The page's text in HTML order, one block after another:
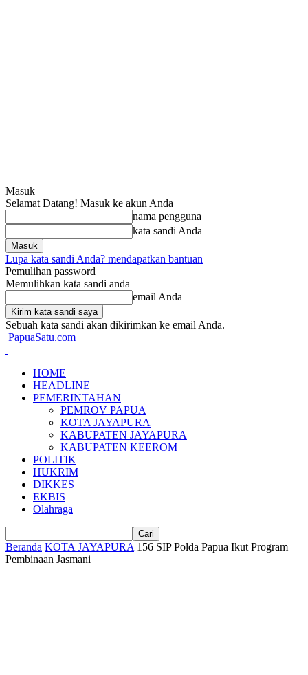
Masuk
Selamat Datang! Masuk ke akun Anda
nama pengguna
kata sandi Anda
Lupa kata sandi Anda? mendapatkan bantuan
Pemulihan password
Memulihkan kata sandi anda
email Anda
Sebuah kata sandi akan dikirimkan ke email Anda.
PapuaSatu.com
HOME
HEADLINE
PEMERINTAHAN
PEMROV PAPUA
KOTA JAYAPURA
KABUPATEN JAYAPURA
KABUPATEN KEEROM
POLITIK
HUKRIM
DIKKES
EKBIS
Olahraga
Beranda KOTA JAYAPURA 156 SIP Polda Papua Ikut Program
Pembinaan Jasmani